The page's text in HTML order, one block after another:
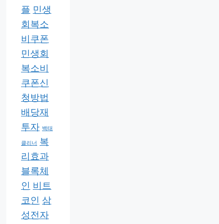
플 민생
회복소
비쿠폰
민생회
복소비
쿠폰신
청방법
배당재
투자 백태
클리너
복
리효과
블록체
인 비트
코인 삼
성전자